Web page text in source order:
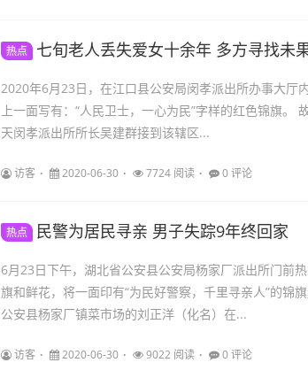
热点 七旬老人丢失爱女十余年 多方寻找未
2020年6月23日，在江口县公安局闵孝派出所办事大厅
上一面写有：“人民卫士，一心为民”字样的红色锦旗。
天闵孝派出所所长吴建群接到该辖区...
访客 2020-06-30 7724 阅读 0 评论
热点 民警为居民寻亲 男子失踪9年终回家
6月23日下午，湖北省公安县公安局杨家厂派出所门前
旗和鲜花，将一面印有“为民好警察，千里寻亲人”的锦
公安县杨家厂镇菜市场的刘正洋（化名）在...
访客 2020-06-30 9022 阅读 0 评论